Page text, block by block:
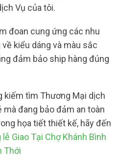
Vụ của tôi.
đoan cung ứng các nhu
kiểu dáng và màu sắc
đảm bảo ship hàng đúng
kiếm tìm Thương Mại dịch
mà đang bảo đảm an toàn
họa tiết thiết kế, hãy đến
Giao Tại Chợ Khánh Bình
Thới